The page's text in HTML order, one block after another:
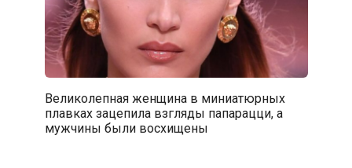
Великолепная женщина в миниатюрных
плавках зацепила взгляды папарацци, а
мужчины были восхищены